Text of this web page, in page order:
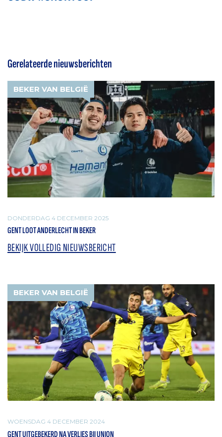
Gerelateerde nieuwsberichten
BEKER VAN BELGIË
DONDERDAG 4 DECEMBER 2025
GENT LOOT ANDERLECHT IN BEKER
BEKIJK VOLLEDIG NIEUWSBERICHT
BEKER VAN BELGIË
WOENSDAG 4 DECEMBER 2024
GENT UITGEBEKERD NA VERLIES BIJ UNION